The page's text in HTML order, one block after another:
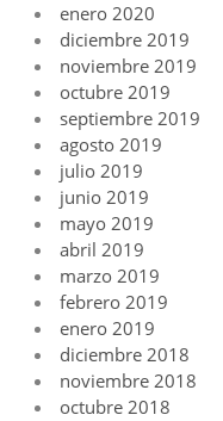
enero 2020
diciembre 2019
noviembre 2019
octubre 2019
septiembre 2019
agosto 2019
julio 2019
junio 2019
mayo 2019
abril 2019
marzo 2019
febrero 2019
enero 2019
diciembre 2018
noviembre 2018
octubre 2018